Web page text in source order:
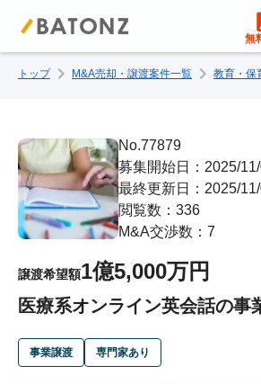
無
トップページ
M&A案件一覧
売りたい方へ
買いたい方へ
成約事例
M&A専門家の方へ
トップ M&A売却・譲渡案件一覧 教育・保
No.77879
募集開始日：2025/
最終更新日：2025/
閲覧数：336
M&A交渉数：7
譲渡希望額1億5,000万円
医療系オンライン英会話の事
事業譲渡 専門家あり